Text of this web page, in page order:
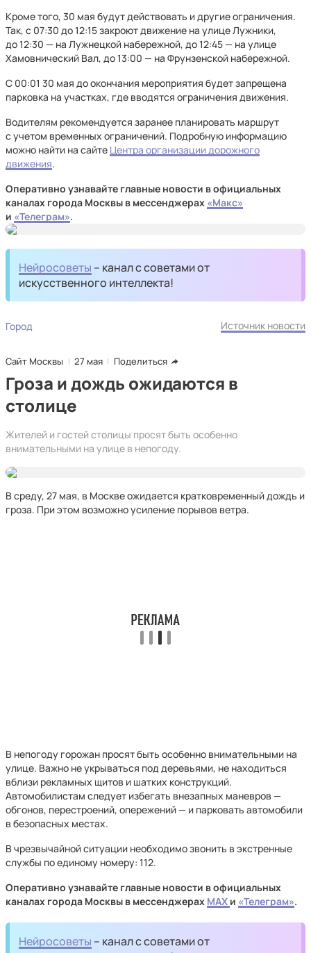
Кроме того, 30 мая будут действовать и другие ограничения.
Так, с 07:30 до 12:15 закроют движение на улице Лужники,
до 12:30 — на Лужнецкой набережной, до 12:45 — на улице
Хамовнический Вал, до 13:00 — на Фрунзенской набережной.
С 00:01 30 мая до окончания мероприятия будет запрещена
парковка на участках, где вводятся ограничения движения.
Водителям рекомендуется заранее планировать маршрут
с учетом временных ограничений. Подробную информацию
можно найти на сайте Центра организации дорожного
движения.
Оперативно узнавайте главные новости в официальных
каналах города Москвы в мессенджерах «Макс»
и «Телеграм».
Нейросоветы – канал с советами от
искусственного интеллекта!
Город Источник новости
Сайт Москвы 27 мая Поделиться
Гроза и дождь ожидаются в
столице
Жителей и гостей столицы просят быть особенно
внимательными на улице в непогоду.
В среду, 27 мая, в Москве ожидается кратковременный дождь и
гроза. При этом возможно усиление порывов ветра.
В непогоду горожан просят быть особенно внимательными на
улице. Важно не укрываться под деревьями, не находиться
вблизи рекламных щитов и шатких конструкций.
Автомобилистам следует избегать внезапных маневров —
обгонов, перестроений, опережений — и парковать автомобили
в безопасных местах.
В чрезвычайной ситуации необходимо звонить в экстренные
службы по единому номеру: 112.
Оперативно узнавайте главные новости в официальных
каналах города Москвы в мессенджерах MAX и «Телеграм».
Нейросоветы – канал с советами от